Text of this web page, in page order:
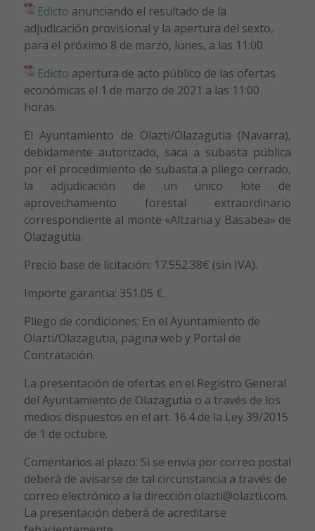
Edicto anunciando el resultado de la
adjudicación provisional y la apertura del sexto,
para el próximo 8 de marzo, lunes, a las 11:00.
Edicto apertura de acto público de las ofertas
económicas el 1 de marzo de 2021 a las 11:00
horas.
El Ayuntamiento de Olazti/Olazagutia (Navarra),
debidamente autorizado, saca a subasta pública
por el procedimiento de subasta a pliego cerrado,
la adjudicación de un único lote de
aprovechamiento forestal extraordinario
correspondiente al monte «Altzania y Basabea» de
Olazagutia.
Precio base de licitación: 17.552.38€ (sin IVA).
Importe garantia: 351.05 €.
Pliego de condiciones: En el Ayuntamiento de
Olazti/Olazagutia, página web y Portal de
Contratación.
La presentación de ofertas en el Registro General
del Ayuntamiento de Olazagutia o a través de los
medios dispuestos en el art. 16.4 de la Ley 39/2015
de 1 de octubre.
Comentarios al plazo: Si se envía por correo postal
deberá de avisarse de tal circunstancia a través de
correo electrónico a la dirección olazti@olazti.com.
La presentación deberá de acreditarse